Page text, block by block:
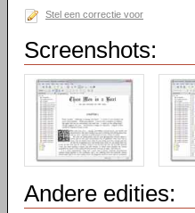
Stel een correctie voor
Screenshots:
Andere edities: